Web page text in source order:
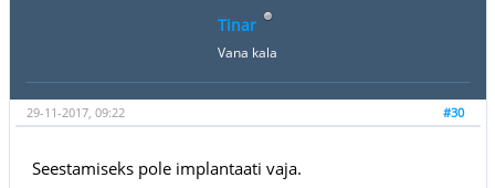
Tinar
Vana kala
#30
29-11-2017, 09:22
Seestamiseks pole implantaati vaja.